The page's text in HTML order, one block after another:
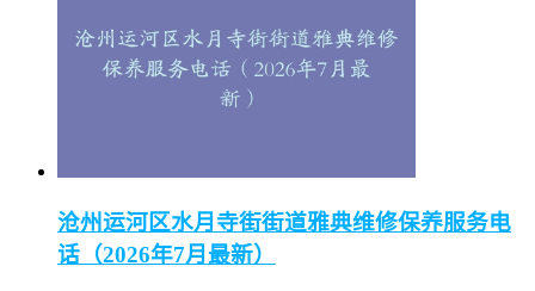
沧州运河区水月寺街街道雅典维修保养服务电
话（2026年7月最新）